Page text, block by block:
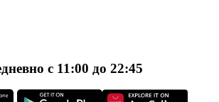
с 11:00 до 22:45